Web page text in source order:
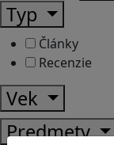
Typ
Články
Recenzie
Vek
Predmety